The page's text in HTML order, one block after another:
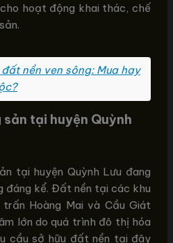
hoạt động khai thác, chế
đất nền ven sông: Mua hay
tại huyện Quỳnh
tại huyện Quỳnh Lưu đang
đáng kể. Đất nền tại các khu
Hoàng Mai và Cầu Giát
lớn do quá trình đô thị hóa
cầu sở hữu đất nền tại đây